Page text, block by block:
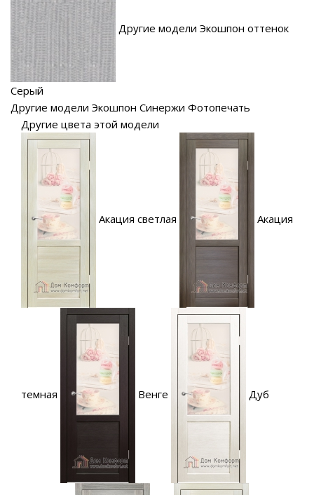
Другие модели Экошпон оттенок
Серый
Другие модели Экошпон Синержи Фотопечать
Другие цвета этой модели
Акация светлая Акация
темная Венге Дуб